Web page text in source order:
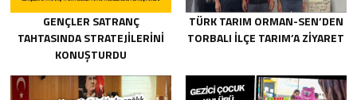
GENÇLER SATRANÇ
TAHTASINDA STRATEJILERINI
KONUŞTURDU
TÜRK TARIM ORMAN-SEN’DEN
TORBALI İLÇE TARIM’A ZIYARET